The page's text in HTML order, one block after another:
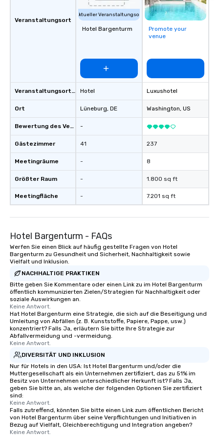
Veranstaltungsort
Veranstaltungsortstyp
Ort
Bewertung des Veranstaltungsortes
Gästezimmer
Meetingräume
Größter Raum
Meetingfläche
Aktueller Veranstaltungsort
Hotel Bargenturm
Hotel
Lüneburg, DE
-
41
-
-
-
Promote your
venue
Luxushotel
Washington, US
237
8
1.800 sq ft
7.201 sq ft
Hotel Bargenturm - FAQs
Werfen Sie einen Blick auf häufig gestellte Fragen von Hotel
Bargenturm zu Gesundheit und Sicherheit, Nachhaltigkeit sowie
Vielfalt und Inklusion.
NACHHALTIGE PRAKTIKEN
Bitte geben Sie Kommentare oder einen Link zu im Hotel Bargenturm
öffentlich kommunizierten Zielen/Strategien für Nachhaltigkeit oder
soziale Auswirkungen an.
Keine Antwort.
Hat Hotel Bargenturm eine Strategie, die sich auf die Beseitigung und
Umleitung von Abfällen (z. B. Kunststoffe, Papiere, Pappe, usw.)
konzentriert? Falls Ja, erläutern Sie bitte Ihre Strategie zur
Abfallvermeidung und -vermeidung.
Keine Antwort.
DIVERSITÄT UND INKLUSION
Nur für Hotels in den USA: Ist Hotel Bargenturm und/oder die
Muttergesellschaft als ein Unternehmen zertifiziert, das zu 51% im
Besitz von Unternehmen unterschiedlicher Herkunft ist? Falls Ja,
geben Sie bitte an, als welche der folgenden Optionen Sie zertifiziert
sind:
Keine Antwort.
Falls zutreffend, könnten Sie bitte einen Link zum öffentlichen Bericht
von Hotel Bargenturm über seine Verpflichtungen und Initiativen in
Bezug auf Vielfalt, Gleichberechtigung und Integration angeben?
Keine Antwort.